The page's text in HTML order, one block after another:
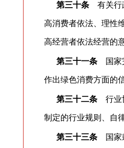
第三十条 有关行
高消费者依法、理性
高经营者依法经营的
第三十一条 国家
作出绿色消费方面的
第三十二条 行业
制定的行业规则、自
第三十三条 国家